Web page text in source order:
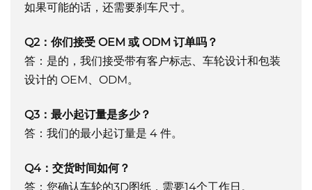
如果可能的话，还需要刹车尺寸。
Q2：你们接受 OEM 或 ODM 订单吗？
答：是的，我们接受带有客户标志、车轮设计和包装
设计的 OEM、ODM。
Q3：最小起订量是多少？
答：我们的最小起订量是 4 件。
Q4：交货时间如何？
答：您确认车轮的3D图纸，需要14个工作日。